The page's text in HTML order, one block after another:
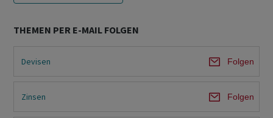
THEMEN PER E-MAIL FOLGEN
Devisen Folgen
Zinsen Folgen